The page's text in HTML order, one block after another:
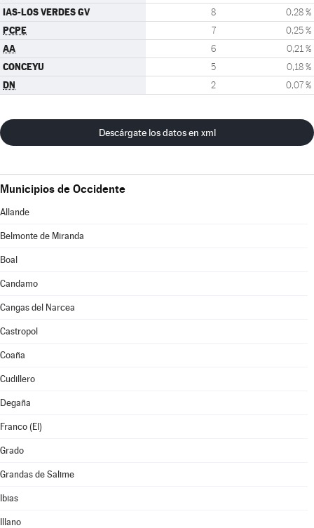
IAS-LOS VERDES GV 8 0,28 %
PCPE 7 0,25 %
AA 6 0,21 %
CONCEYU 5 0,18 %
DN 2 0,07 %
Descárgate los datos en xml
Municipios de Occidente
Allande
Belmonte de Miranda
Boal
Candamo
Cangas del Narcea
Castropol
Coaña
Cudillero
Degaña
Franco (El)
Grado
Grandas de Salime
Ibias
Illano